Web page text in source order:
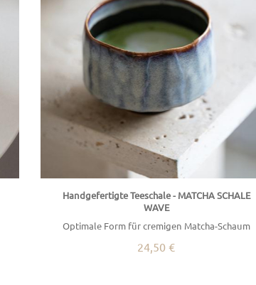
Handgefertigte Teeschale - MATCHA SCHALE
WAVE
Optimale Form für cremigen Matcha-Schaum
24,50 €